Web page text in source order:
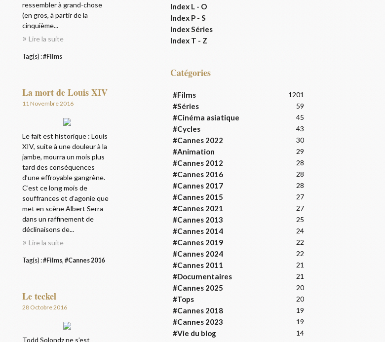
ressembler à grand-chose
(en gros, à partir de la
cinquième...
Lire la suite
Tag(s) :#Films
La mort de Louis XIV
11 Novembre 2016
Le fait est historique : Louis
XIV, suite à une douleur à la
jambe, mourra un mois plus
tard des conséquences
d’une effroyable gangrène.
C’est ce long mois de
souffrances et d’agonie que
met en scène Albert Serra
dans un raffinement de
déclinaisons de...
Lire la suite
Tag(s) :#Films, #Cannes 2016
Le teckel
28 Octobre 2016
Todd Solondz ne s’est
Index L - O
Index P - S
Index Séries
Index T - Z
Catégories
#Films 1201
#Séries 59
#Cinéma asiatique 45
#Cycles 43
#Cannes 2022 30
#Animation 29
#Cannes 2012 28
#Cannes 2016 28
#Cannes 2017 28
#Cannes 2015 27
#Cannes 2021 27
#Cannes 2013 25
#Cannes 2014 24
#Cannes 2019 22
#Cannes 2024 22
#Cannes 2011 21
#Documentaires 21
#Cannes 2025 20
#Tops 20
#Cannes 2018 19
#Cannes 2023 19
#Vie du blog 14